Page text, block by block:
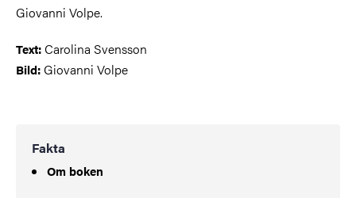
Giovanni Volpe.
Text:Carolina Svensson
Bild:Giovanni Volpe
Fakta
Om boken